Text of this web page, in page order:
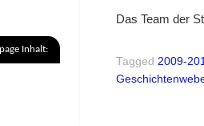
Das Team der
Tagged 2009-
Inhalt: